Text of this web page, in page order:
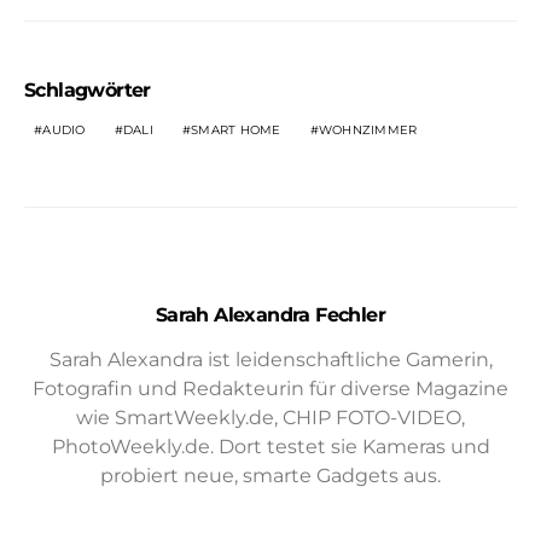
Schlagwörter
AUDIO DALI SMART HOME WOHNZIMMER
Sarah Alexandra Fechler
Sarah Alexandra ist leidenschaftliche Gamerin,
Fotografin und Redakteurin für diverse Magazine
wie SmartWeekly.de, CHIP FOTO-VIDEO,
PhotoWeekly.de. Dort testet sie Kameras und
probiert neue, smarte Gadgets aus.